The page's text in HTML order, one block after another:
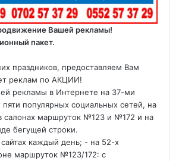
Вашей рекламы!
пакет.
праздников, предоставляем Вам
реклам по АКЦИИ!
рекламы в Интернете на 37-ми
пяти популярных социальных сетей, на
салонах маршруток №123 и №172 и на
бегущей строки.
каждый день; - на 52-х
маршруток №123/172: с